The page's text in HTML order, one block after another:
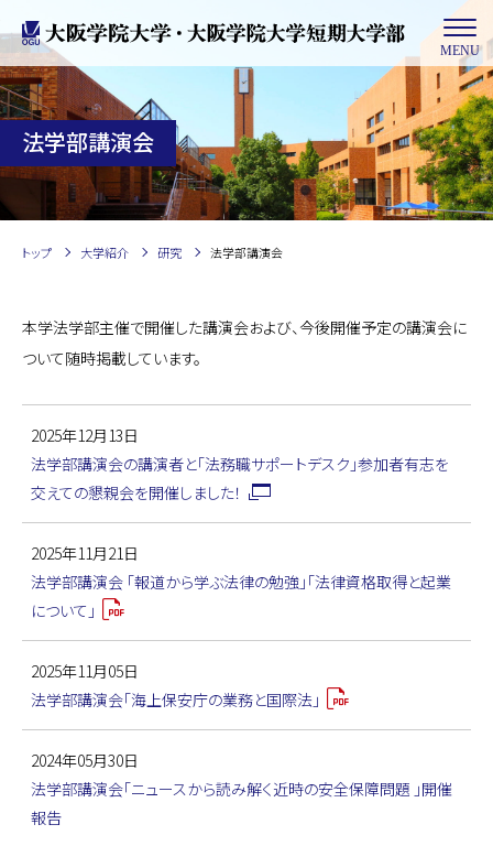
MENU
法学部講演会
トップ 大学紹介 研究 法学部講演会
本学法学部主催で開催した講演会および、今後開催予定の講演会に
ついて随時掲載しています。
2025年12月13日
法学部講演会の講演者と「法務職サポートデスク」参加者有志を
交えての懇親会を開催しました！
2025年11月21日
法学部講演会 「報道から学ぶ法律の勉強」「法律資格取得と起業
について」
2025年11月05日
法学部講演会「海上保安庁の業務と国際法」
2024年05月30日
法学部講演会「ニュースから読み解く近時の安全保障問題 」開催
報告